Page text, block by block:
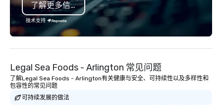
了解更多信息
技术支持
Legal Sea Foods - Arlington 常见问题
了解Legal Sea Foods - Arlington有关健康与安全、可持续性以及多样性和
包容性的常见问题
可持续发展的做法